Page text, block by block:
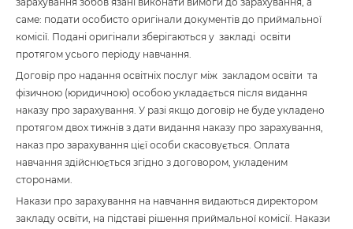
саме: подати особисто оригінали документів до приймальної
комісії. Подані оригінали зберігаються у закладі освіти
протягом усього періоду навчання.
Договір про надання освітніх послуг між закладом освіти та
фізичною (юридичною) особою укладається після видання
наказу про зарахування. У разі якщо договір не буде укладено
протягом двох тижнів з дати видання наказу про зарахування,
наказ про зарахування цієї особи скасовується. Оплата
навчання здійснюється згідно з договором, укладеним
сторонами.
Накази про зарахування на навчання видаються директором
закладу освіти, на підставі рішення приймальної комісії. Накази